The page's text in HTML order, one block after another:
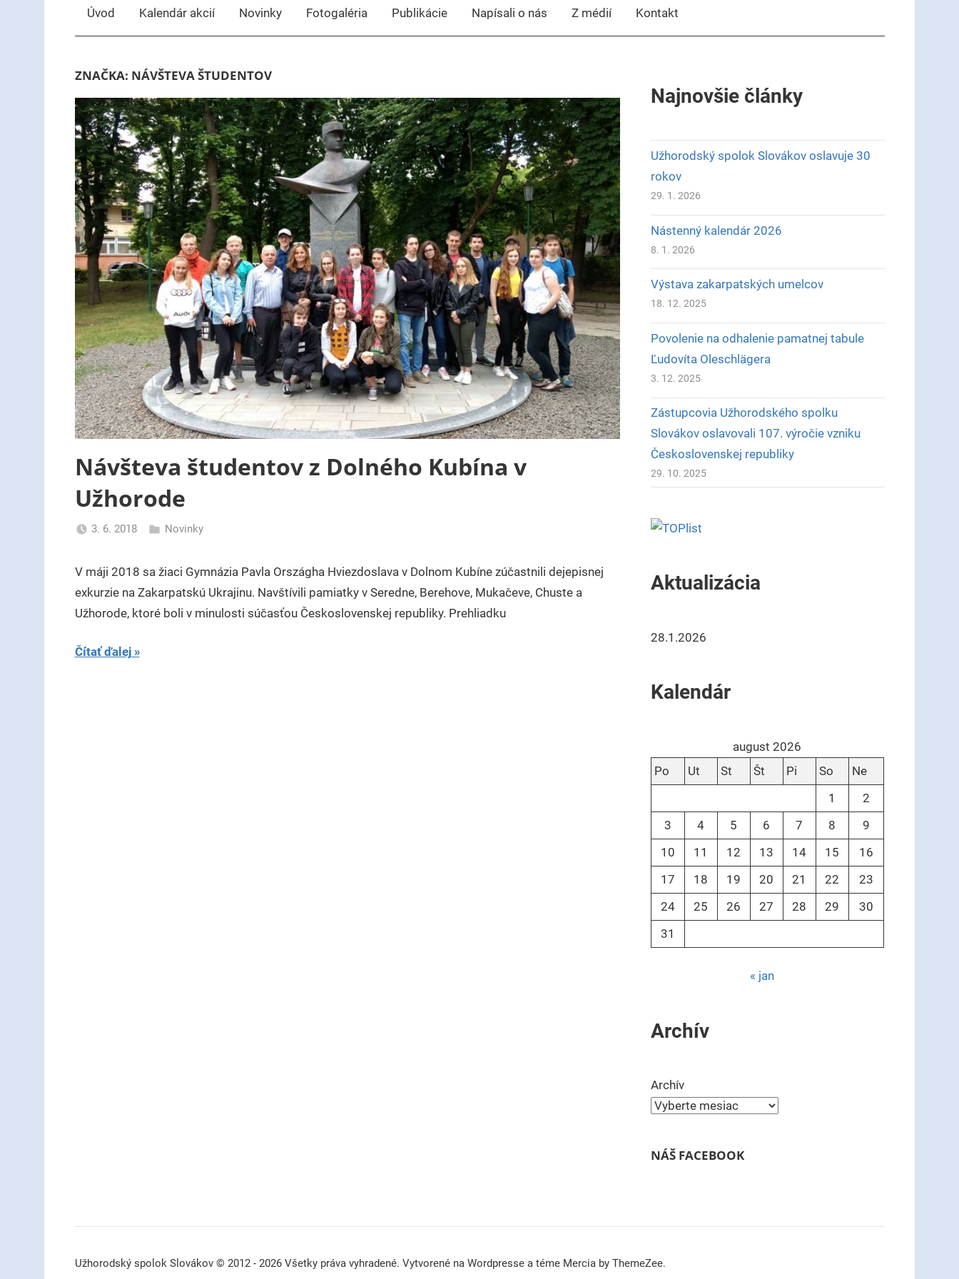
Úvod Kalendár akcií Novinky Fotogaléria Publikácie Napísali o nás Z médií Kontakt
ZNAČKA: NÁVŠTEVA ŠTUDENTOV
Návšteva študentov z Dolného Kubína v
Užhorode
3. 6. 2018
Novinky
V máji 2018 sa žiaci Gymnázia Pavla Országha Hviezdoslava v Dolnom Kubíne zúčastnili dejepisnej
exkurzie na Zakarpatskú Ukrajinu. Navštívili pamiatky v Seredne, Berehove, Mukačeve, Chuste a
Užhorode, ktoré boli v minulosti súčasťou Československej republiky. Prehliadku
Čítať ďalej
Najnovšie články
Užhorodský spolok Slovákov oslavuje 30
rokov
29. 1. 2026
Nástenný kalendár 2026
8. 1. 2026
Výstava zakarpatských umelcov
18. 12. 2025
Povolenie na odhalenie pamatnej tabule
Ľudovíta Oleschlägera
3. 12. 2025
Zástupcovia Užhorodského spolku
Slovákov oslavovali 107. výročie vzniku
Československej republiky
29. 10. 2025
Aktualizácia
28.1.2026
Kalendár
august 2026
Po
Ut St Št Pi So
Ne
1
2
3
4 5 6 7 8
9
10
11 12 13 14 15
16
17
18 19 20 21 22
23
24
25 26 27 28 29
30
31
« jan
Archív
Archív
NÁŠ FACEBOOK
Užhorodský spolok Slovákov © 2012 - 2026 Všetky práva vyhradené. Vytvorené na Wordpresse a téme Mercia by ThemeZee.